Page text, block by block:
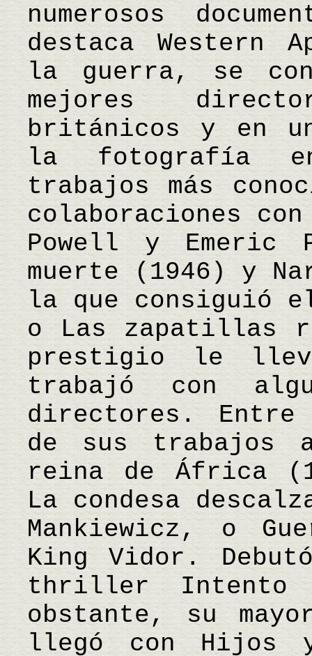
numerosos
destaca Western
la guerra, se
mejores
británicos y en
la fotografía
trabajos más
colaboraciones
Powell y Emeric
muerte (1946) y
la que consiguió
o Las zapatillas
prestigio le
trabajó con
directores. Entre
de sus trabajos
reina de África
La condesa
Mankiewicz, o
King Vidor.
thriller Intento
obstante, su
llegó con Hijos y